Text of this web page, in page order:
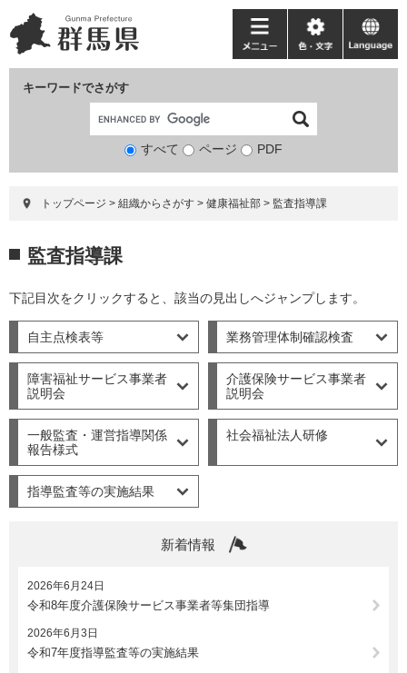
ー
ジ
ニ
ュ
て
キーワードでさがす
検
象
すべて ページ PDF
メ
ニ
ー
色・
文
language
トップページ > 組織からさがす > 健康福祉部 > 監査指導課
文 監査指導課
下記目次をクリックすると、該当の見出しへジャンプします。
自主点検表等 業務管理体制確認検査
障害福祉サービス事業者
説明会
介護保険サービス事業者
説明会
一般監査・運営指導関係
報告様式
社会福祉法人研修
指導監査等の実施結果
新着情報
2026年6月24日
令和8年度介護保険サービス事業者等集団指導
2026年6月3日
令和7年度指導監査等の実施結果